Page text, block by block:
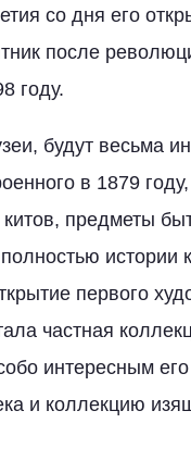
со дня его
после
году.
будут весьма
в 1879
предметы
истории
первого
частная
интересным
и коллекцию